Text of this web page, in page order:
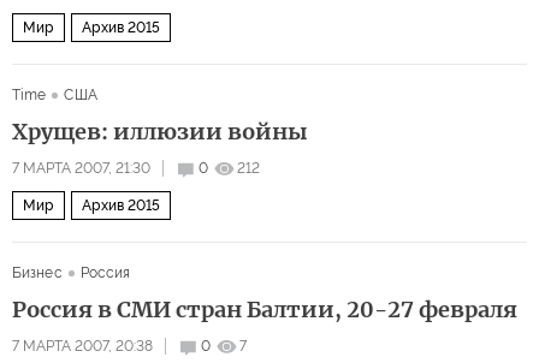
Мир Архив 2015
Time США
Хрущев: иллюзии войны
7 МАРТА 2007, 21:30 0 212
Мир Архив 2015
Бизнес Россия
Россия в СМИ стран Балтии, 20-27 февраля
7 МАРТА 2007, 20:38 0 7